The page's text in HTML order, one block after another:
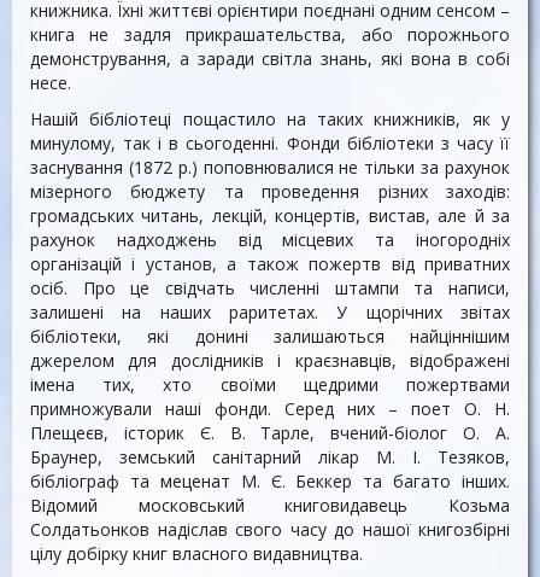
книжника. Їхні життєві орієнтири поєднані одним сенсом –
книга не задля прикрашательства, або порожнього
демонстрування, а заради світла знань, які вона в собі
несе.
Нашій бібліотеці пощастило на таких книжників, як у
минулому, так і в сьогоденні. Фонди бібліотеки з часу її
заснування (1872 р.) поповнювалися не тільки за рахунок
мізерного бюджету та проведення різних заходів:
громадських читань, лекцій, концертів, вистав, але й за
рахунок надходжень від місцевих та іногородніх
організацій і установ, а також пожертв від приватних
осіб. Про це свідчать численні штампи та написи,
залишені на наших раритетах. У щорічних звітах
бібліотеки, які донині залишаються найціннішим
джерелом для дослідників і краєзнавців, відображені
імена тих, хто своїми щедрими пожертвами
примножували наші фонди. Серед них – поет О. Н.
Плещеєв, історик Є. В. Тарле, вчений-біолог О. А.
Браунер, земський санітарний лікар М. І. Тезяков,
бібліограф та меценат М. Є. Беккер та багато інших.
Відомий московський книговидавець Козьма
Солдатьонков надіслав свого часу до нашої книгозбірні
цілу добірку книг власного видавництва.